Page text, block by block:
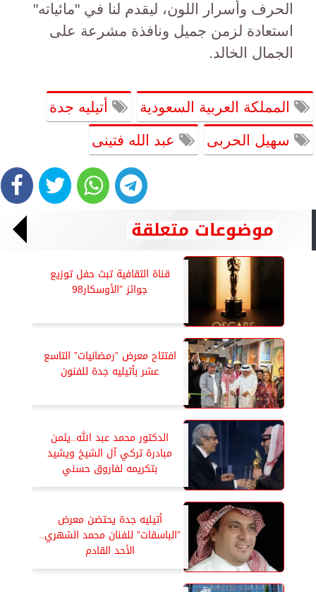
الحرف وأسرار اللون، ليقدم لنا في "مائياته"
استعادة لزمن جميل ونافذة مشرعة على
الجمال الخالد.
المملكة العربية السعودية أتيليه جدة
سهيل الحربى عبد الله فتينى
موضوعات متعلقة
قناة الثقافية تبث حفل توزيع
جوائز ”الأوسكار98
افتتاح معرض ”رمضانيات” التاسع
عشر بأتيليه جدة للفنون
الدكتور محمد عبد الله..يثمن
مبادرة تركي آل الشيخ ويشيد
بتكريمه لفاروق حسني
أتيليه جدة يحتضن معرض
”الباسقات” للفنان محمد الشهري..
الأحد القادم